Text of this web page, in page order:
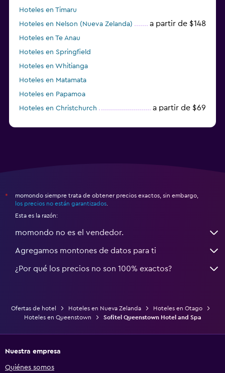
Hoteles en Timaru
Hoteles en Nelson (Nueva Zelanda)
a partir de $148
Hoteles en Te Anau
Hoteles en Springfield
Hoteles en Whitianga
Hoteles en Matamata
Hoteles en Papamoa
Hoteles en Christchurch
a partir de $69
*
momondo siempre trata de obtener precios exactos, sin embargo,
los precios no están garantizados
Esta es la razón:
momondo no es el vendedor.
Agregamos montones de datos para ti
¿Por qué los precios no son 100% exactos?
Ofertas de hotel Hoteles en Nueva Zelanda
Hoteles en Otago
Hoteles en Queenstown
Sofitel Queenstown Hotel and Spa
Nuestra empresa
Quiénes somos